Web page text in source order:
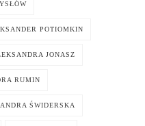
POTIOMKIN
JONASZ
RUMIN
ŚWIDERSKA